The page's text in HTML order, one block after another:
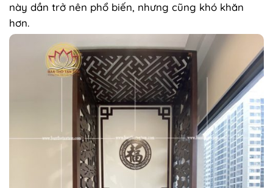
này dần trở nên phổ biến, nhưng cũng khó khăn
hơn.